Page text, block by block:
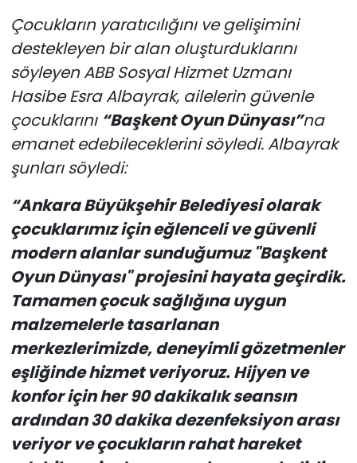
Çocukların yaratıcılığını ve gelişimini
destekleyen bir alan oluşturduklarını
söyleyen ABB Sosyal Hizmet Uzmanı
Hasibe Esra Albayrak, ailelerin güvenle
çocuklarını “Başkent Oyun Dünyası”na
emanet edebileceklerini söyledi. Albayrak
şunları söyledi:
“Ankara Büyükşehir Belediyesi olarak
çocuklarımız için eğlenceli ve güvenli
modern alanlar sunduğumuz "Başkent
Oyun Dünyası" projesini hayata geçirdik.
Tamamen çocuk sağlığına uygun
malzemelerle tasarlanan
merkezlerimizde, deneyimli gözetmenler
eşliğinde hizmet veriyoruz. Hijyen ve
konfor için her 90 dakikalık seansın
ardından 30 dakika dezenfeksiyon arası
veriyor ve çocukların rahat hareket